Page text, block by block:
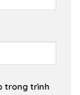
trong trình